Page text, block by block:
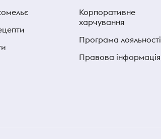
Корпоративне
харчування
Програма лояльності
Правова інформація